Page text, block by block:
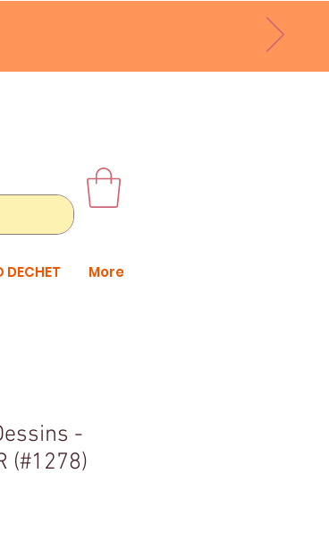
DECHET More
-
(#1278)